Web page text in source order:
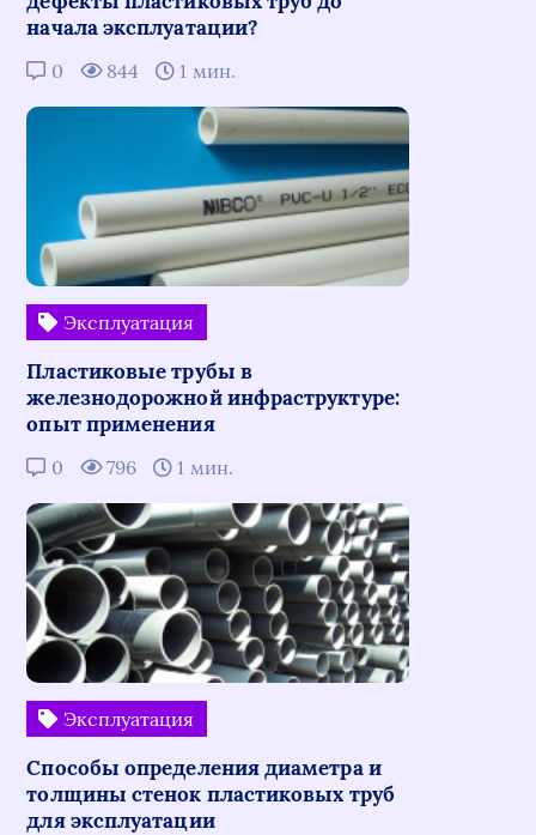
начала эксплуатации?
0 844 1 мин.
Эксплуатация
Пластиковые трубы в
железнодорожной инфраструктуре:
опыт применения
0 796 1 мин.
Эксплуатация
Способы определения диаметра и
толщины стенок пластиковых труб
для эксплуатации